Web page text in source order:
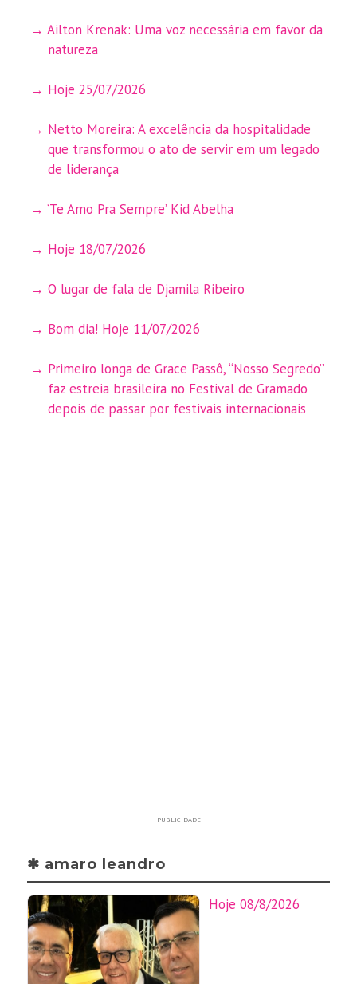
Ailton Krenak: Uma voz necessária em favor da
natureza
Hoje 25/07/2026
Netto Moreira: A excelência da hospitalidade
que transformou o ato de servir em um legado
de liderança
‘Te Amo Pra Sempre’ Kid Abelha
Hoje 18/07/2026
O lugar de fala de Djamila Ribeiro
Bom dia! Hoje 11/07/2026
Primeiro longa de Grace Passô, “Nosso Segredo”
faz estreia brasileira no Festival de Gramado
depois de passar por festivais internacionais
- PUBLICIDADE -
✱ amaro leandro
Hoje 08/8/2026